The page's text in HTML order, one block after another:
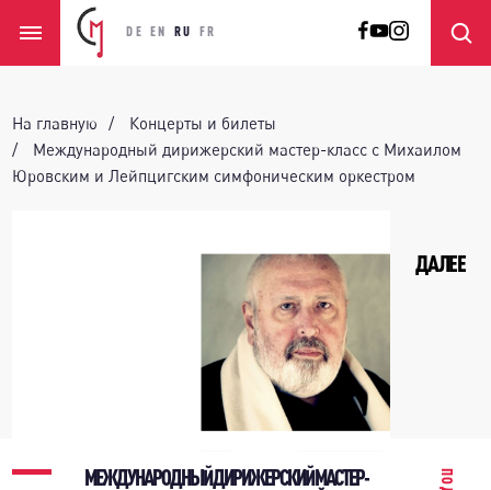
DE EN RU FR
На главную
Концерты и билеты
Международный дирижерский мастер-класс с Михаилом
Юровским и Лейпцигским симфоническим оркестром
МЕЖДУНАРОДНЫЙ ДИРИЖЕРСКИЙ МАСТЕР-
ДАЛЕЕ